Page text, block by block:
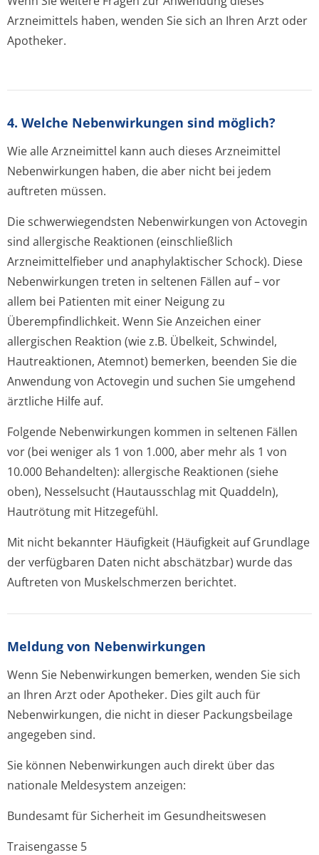
Arzneimittels haben, wenden Sie sich an Ihren Arzt oder
Apotheker.
4. Welche Nebenwirkungen sind möglich?
Wie alle Arzneimittel kann auch dieses Arzneimittel
Nebenwirkungen haben, die aber nicht bei jedem
auftreten müssen.
Die schwerwiegendsten Nebenwirkungen von Actovegin
sind allergische Reaktionen (einschließlich
Arzneimittelfieber und anaphylaktischer Schock). Diese
Nebenwirkungen treten in seltenen Fällen auf – vor
allem bei Patienten mit einer Neigung zu
Überempfindlichke­it. Wenn Sie Anzeichen einer
allergischen Reaktion (wie z.B. Übelkeit, Schwindel,
Hautreaktionen, Atemnot) bemerken, beenden Sie die
Anwendung von Actovegin und suchen Sie umgehend
ärztliche Hilfe auf.
Folgende Nebenwirkungen kommen in seltenen Fällen
vor (bei weniger als 1 von 1.000, aber mehr als 1 von
10.000 Behandel­ten): allergische Reaktionen (siehe
oben), Nesselsucht (Hautausschlag mit Quaddeln),
Hautrötung mit Hitzegefühl.
Mit nicht bekannter Häufigkeit (Häufigkeit auf Grundlage
der verfügbaren Daten nicht abschätzbar) wurde das
Auftreten von Muskelschmerzen berichtet.
Meldung von Nebenwirkungen
Wenn Sie Nebenwirkungen bemerken, wenden Sie sich
an Ihren Arzt oder Apotheker. Dies gilt auch für
Nebenwirkungen, die nicht in dieser Packungsbeilage
angegeben sind.
Sie können Nebenwirkungen auch direkt über das
nationale Meldesystem anzeigen:
Bundesamt für Sicherheit im Gesundheitswesen
Traisengasse 5